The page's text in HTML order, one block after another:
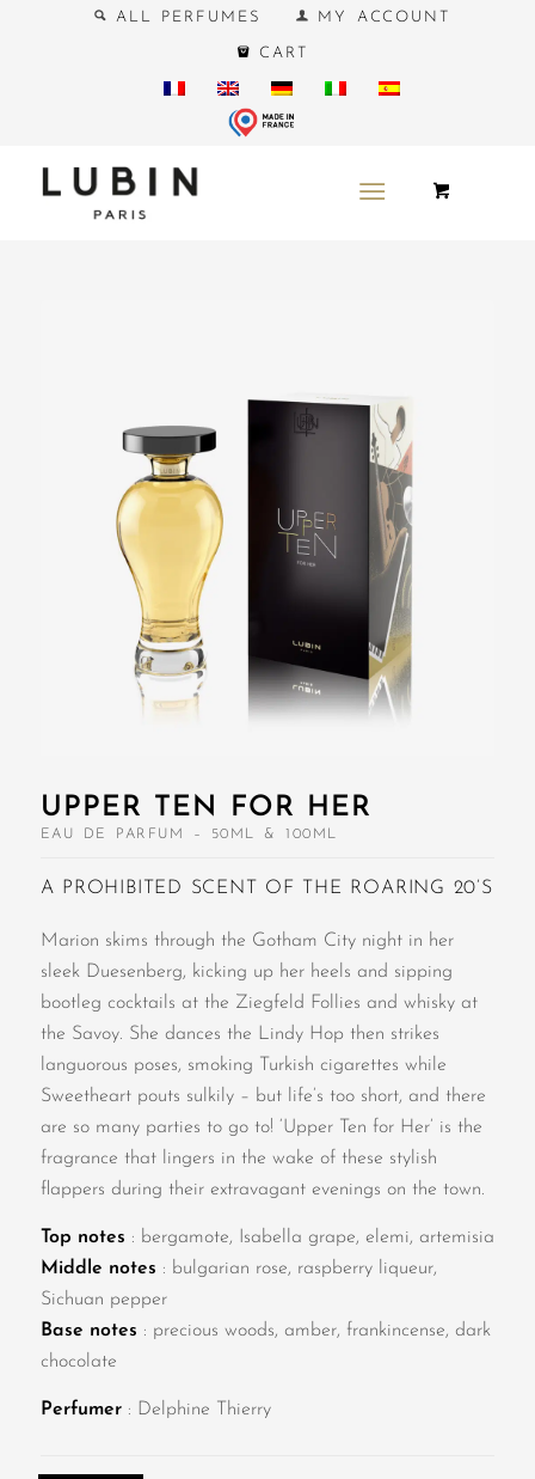
ALL PERFUMES MY ACCOUNT
CART
UPPER TEN FOR HER
EAU DE PARFUM – 50ML & 100ML
A PROHIBITED SCENT OF THE ROARING 20’S
Marion skims through the Gotham City night in her
sleek Duesenberg, kicking up her heels and sipping
bootleg cocktails at the Ziegfeld Follies and whisky at
the Savoy. She dances the Lindy Hop then strikes
languorous poses, smoking Turkish cigarettes while
Sweetheart pouts sulkily – but life’s too short, and there
are so many parties to go to! ‘Upper Ten for Her’ is the
fragrance that lingers in the wake of these stylish
flappers during their extravagant evenings on the town.
Top notes : bergamote, Isabella grape, elemi, artemisia
Middle notes : bulgarian rose, raspberry liqueur,
Sichuan pepper
Base notes : precious woods, amber, frankincense, dark
chocolate
Perfumer: Delphine Thierry